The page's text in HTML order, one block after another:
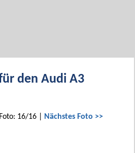
den Audi A3
16/16 | Nächstes Foto >>